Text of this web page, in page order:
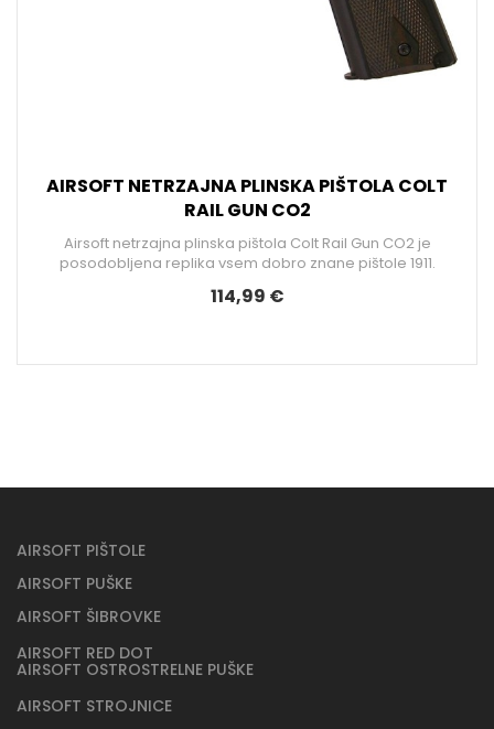
AIRSOFT NETRZAJNA PLINSKA PIŠTOLA COLT
RAIL GUN CO2
Airsoft netrzajna plinska pištola Colt Rail Gun CO2 je
posodobljena replika vsem dobro znane pištole 1911.
114,99 €
AIRSOFT PIŠTOLE
AIRSOFT PUŠKE
AIRSOFT ŠIBROVKE
AIRSOFT RED DOT
AIRSOFT OSTROSTRELNE PUŠKE
AIRSOFT STROJNICE